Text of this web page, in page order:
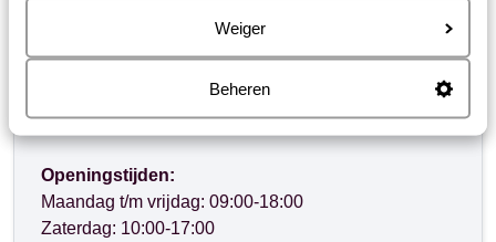
Weiger
Beheren
kunt ons op hetzelfde nummer ook bellen, houd dan
rekening met langere wachttijden.
Openingstijden:
Maandag t/m vrijdag: 09:00-18:00
Zaterdag: 10:00-17:00